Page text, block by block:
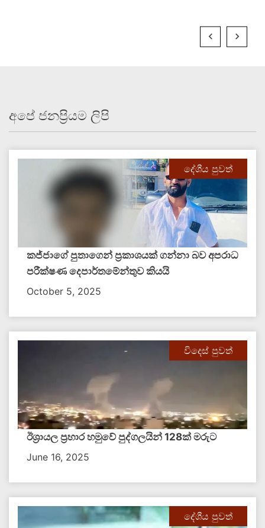
අපේ ජනප්‍රියම ලිපි
දේශීය පුවත්
කජ්ජාගේ පුතාගෙන් ප්‍රකාශයක් ගන්නා බව අපරාධ
පරීක්ෂණ දෙපාර්තමේන්තුව කියයි
October 5, 2025
විදෙස් පුවත්
ඊශ්‍රායල ප්‍රහාර හමුවේ පුද්ගලයින් 128ක් මරුට
June 16, 2025
දේශීය පුවත්